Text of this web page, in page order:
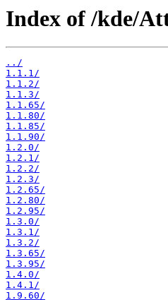
Index of /kde/
../
1.1.1/
1.1.2/
1.1.3/
1.1.65/
1.1.80/
1.1.85/
1.1.90/
1.2.0/
1.2.1/
1.2.2/
1.2.3/
1.2.65/
1.2.80/
1.2.95/
1.3.0/
1.3.1/
1.3.2/
1.3.65/
1.3.95/
1.4.0/
1.4.1/
1.9.60/